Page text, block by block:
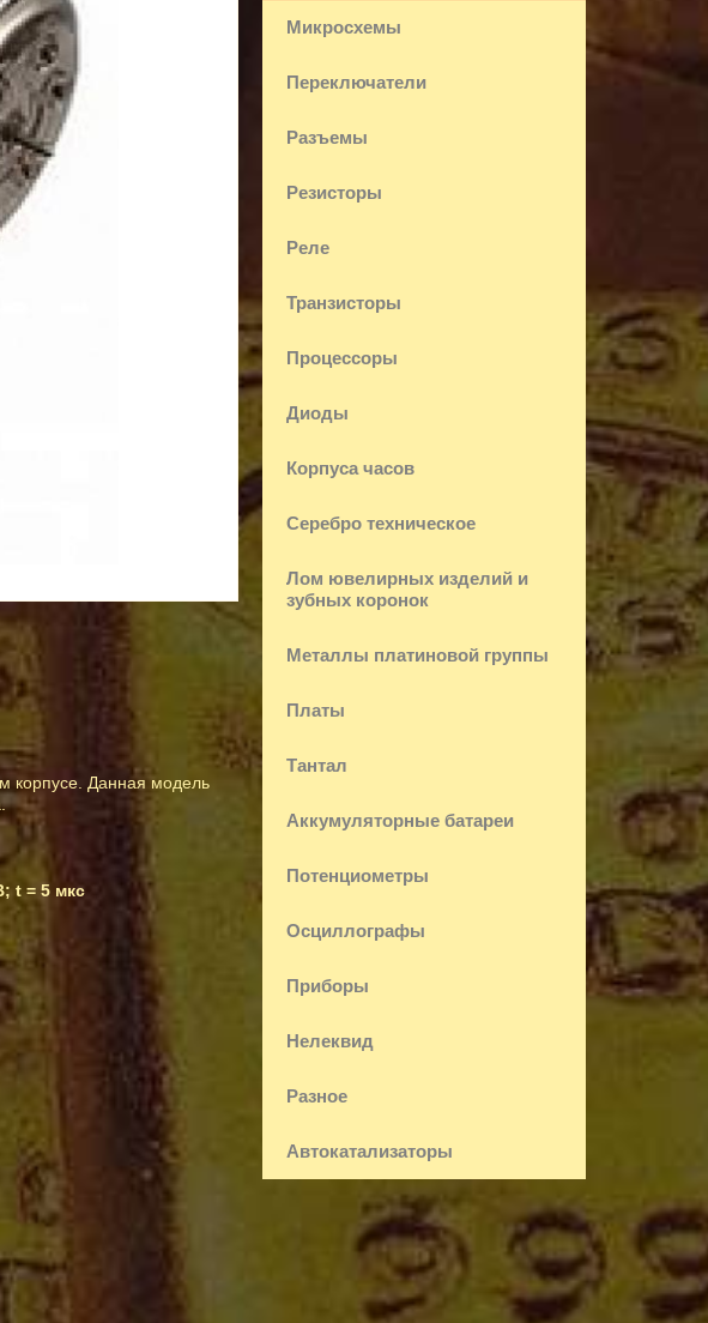
корпусе. Данная модель
t = 5 мкс
Микросхемы
Переключатели
Разъемы
Резисторы
Реле
Транзисторы
Процессоры
Диоды
Корпуса часов
Серебро техническое
Лом ювелирных изделий и
зубных коронок
Металлы платиновой группы
Платы
Тантал
Аккумуляторные батареи
Потенциометры
Осциллографы
Приборы
Нелеквид
Разное
Автокатализаторы